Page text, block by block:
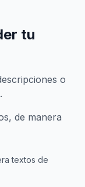
tu
o
de manera
textos de